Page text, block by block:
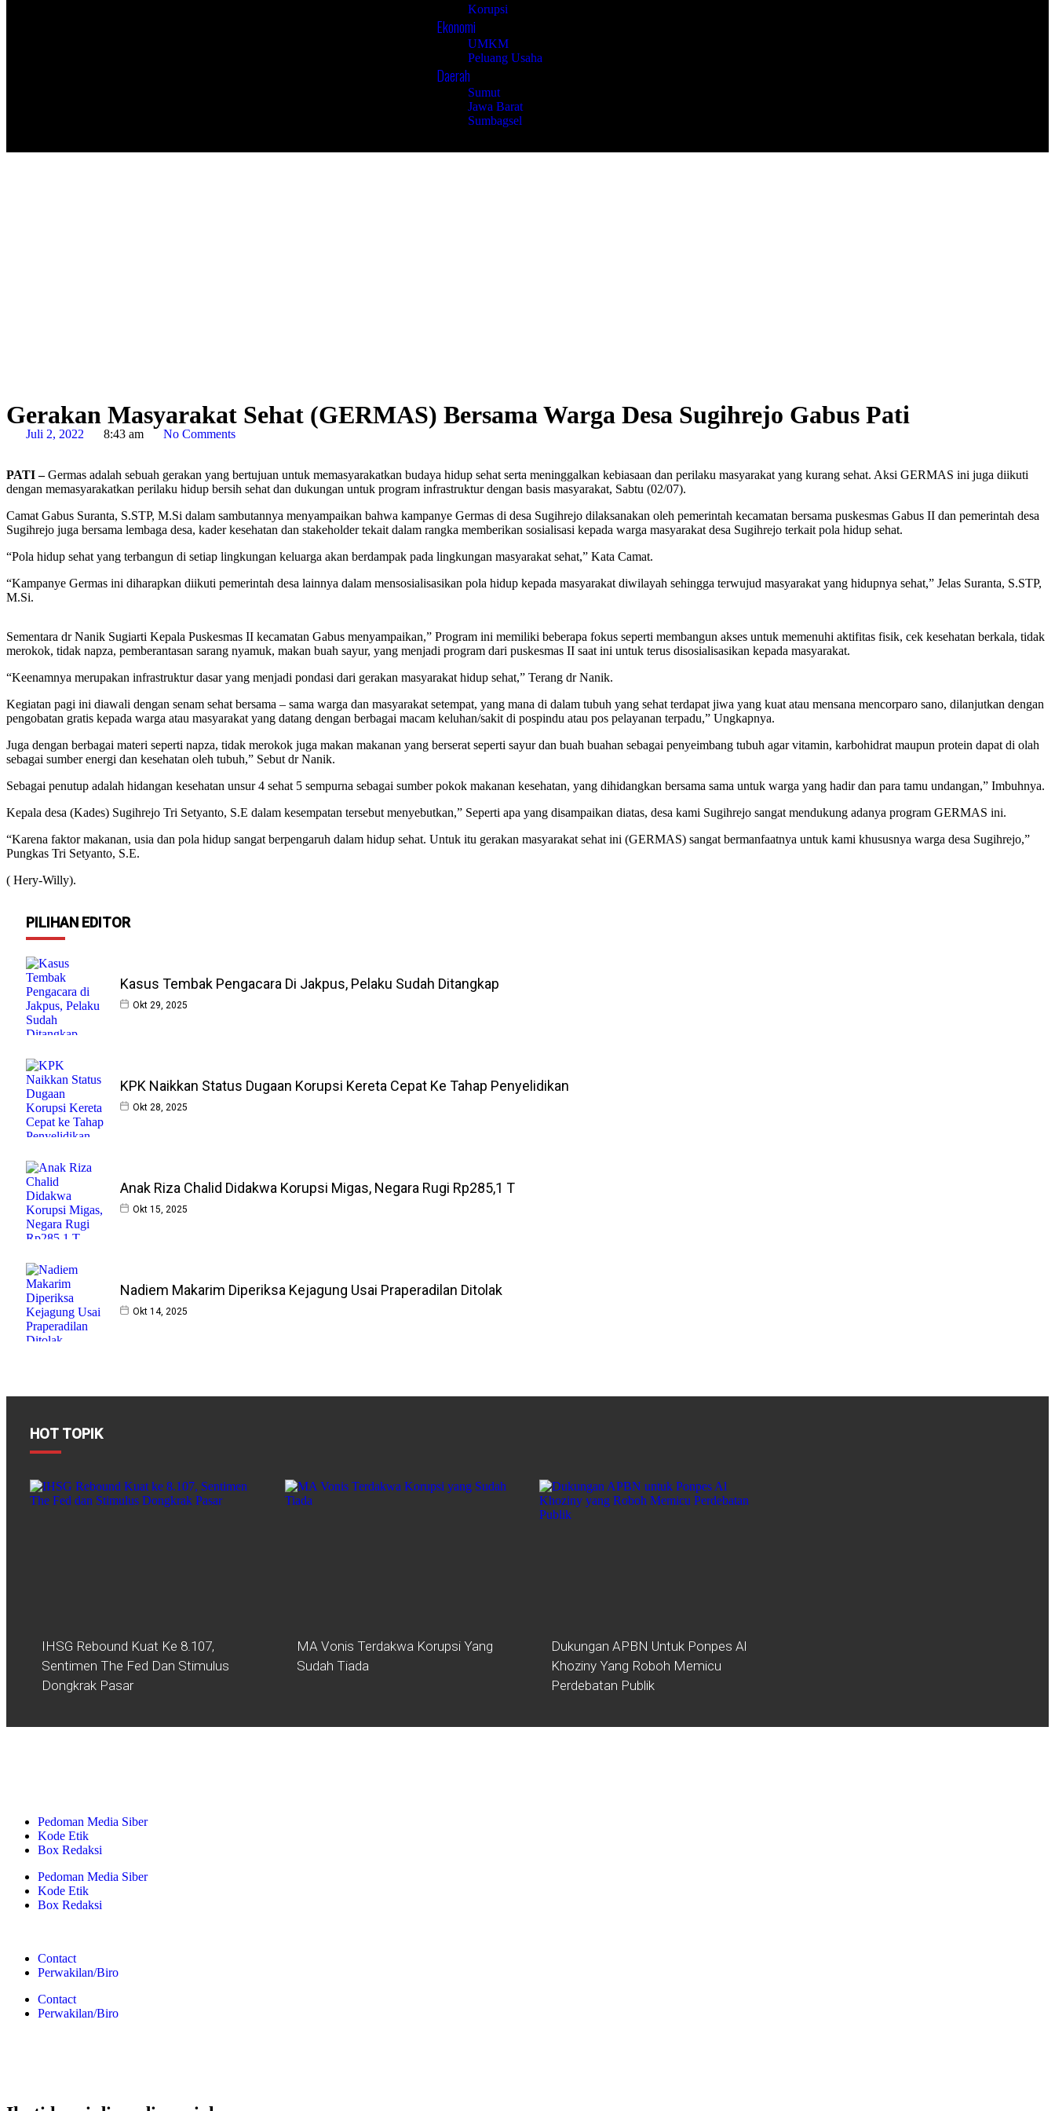
Korupsi
Ekonomi
UMKM
Peluang Usaha
Daerah
Sumut
Jawa Barat
Sumbagsel
Gerakan Masyarakat Sehat (GERMAS) Bersama Warga Desa Sugihrejo Gabus Pati
Juli 2, 2022 8:43 am No Comments
PATI –Germas adalah sebuah gerakan yang bertujuan untuk memasyarakatkan budaya hidup sehat serta meninggalkan kebiasaan dan perilaku masyarakat yang kurang sehat. Aksi GERMAS ini juga diikuti
dengan memasyarakatkan perilaku hidup bersih sehat dan dukungan untuk program infrastruktur dengan basis masyarakat, Sabtu (02/07).
Camat Gabus Suranta, S.STP, M.Si dalam sambutannya menyampaikan bahwa kampanye Germas di desa Sugihrejo dilaksanakan oleh pemerintah kecamatan bersama puskesmas Gabus II dan pemerintah desa
Sugihrejo juga bersama lembaga desa, kader kesehatan dan stakeholder tekait dalam rangka memberikan sosialisasi kepada warga masyarakat desa Sugihrejo terkait pola hidup sehat.
“Pola hidup sehat yang terbangun di setiap lingkungan keluarga akan berdampak pada lingkungan masyarakat sehat,” Kata Camat.
“Kampanye Germas ini diharapkan diikuti pemerintah desa lainnya dalam mensosialisasikan pola hidup kepada masyarakat diwilayah sehingga terwujud masyarakat yang hidupnya sehat,” Jelas Suranta, S.STP,
M.Si.
Sementara dr Nanik Sugiarti Kepala Puskesmas II kecamatan Gabus menyampaikan,” Program ini memiliki beberapa fokus seperti membangun akses untuk memenuhi aktifitas fisik, cek kesehatan berkala, tidak
merokok, tidak napza, pemberantasan sarang nyamuk, makan buah sayur, yang menjadi program dari puskesmas II saat ini untuk terus disosialisasikan kepada masyarakat.
“Keenamnya merupakan infrastruktur dasar yang menjadi pondasi dari gerakan masyarakat hidup sehat,” Terang dr Nanik.
Kegiatan pagi ini diawali dengan senam sehat bersama – sama warga dan masyarakat setempat, yang mana di dalam tubuh yang sehat terdapat jiwa yang kuat atau mensana mencorparo sano, dilanjutkan dengan
pengobatan gratis kepada warga atau masyarakat yang datang dengan berbagai macam keluhan/sakit di pospindu atau pos pelayanan terpadu,” Ungkapnya.
Juga dengan berbagai materi seperti napza, tidak merokok juga makan makanan yang berserat seperti sayur dan buah buahan sebagai penyeimbang tubuh agar vitamin, karbohidrat maupun protein dapat di olah
sebagai sumber energi dan kesehatan oleh tubuh,” Sebut dr Nanik.
Sebagai penutup adalah hidangan kesehatan unsur 4 sehat 5 sempurna sebagai sumber pokok makanan kesehatan, yang dihidangkan bersama sama untuk warga yang hadir dan para tamu undangan,” Imbuhnya.
Kepala desa (Kades) Sugihrejo Tri Setyanto, S.E dalam kesempatan tersebut menyebutkan,” Seperti apa yang disampaikan diatas, desa kami Sugihrejo sangat mendukung adanya program GERMAS ini.
“Karena faktor makanan, usia dan pola hidup sangat berpengaruh dalam hidup sehat. Untuk itu gerakan masyarakat sehat ini (GERMAS) sangat bermanfaatnya untuk kami khususnya warga desa Sugihrejo,”
Pungkas Tri Setyanto, S.E.
( Hery-Willy).
PILIHAN EDITOR
Kasus Tembak Pengacara Di Jakpus, Pelaku Sudah Ditangkap
Okt 29, 2025
KPK Naikkan Status Dugaan Korupsi Kereta Cepat Ke Tahap Penyelidikan
Okt 28, 2025
Anak Riza Chalid Didakwa Korupsi Migas, Negara Rugi Rp285,1 T
Okt 15, 2025
Nadiem Makarim Diperiksa Kejagung Usai Praperadilan Ditolak
Okt 14, 2025
HOT TOPIK
IHSG Rebound Kuat Ke 8.107,
Sentimen The Fed Dan Stimulus
Dongkrak Pasar
MA Vonis Terdakwa Korupsi Yang
Sudah Tiada
Dukungan APBN Untuk Ponpes Al
Khoziny Yang Roboh Memicu
Perdebatan Publik
Pedoman Media Siber
Kode Etik
Box Redaksi
Pedoman Media Siber
Kode Etik
Box Redaksi
Contact
Perwakilan/Biro
Contact
Perwakilan/Biro